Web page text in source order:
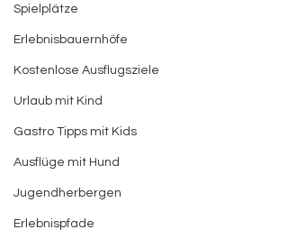
Spielplätze
Erlebnisbauernhöfe
Kostenlose Ausflugsziele
Urlaub mit Kind
Gastro Tipps mit Kids
Ausflüge mit Hund
Jugendherbergen
Erlebnispfade